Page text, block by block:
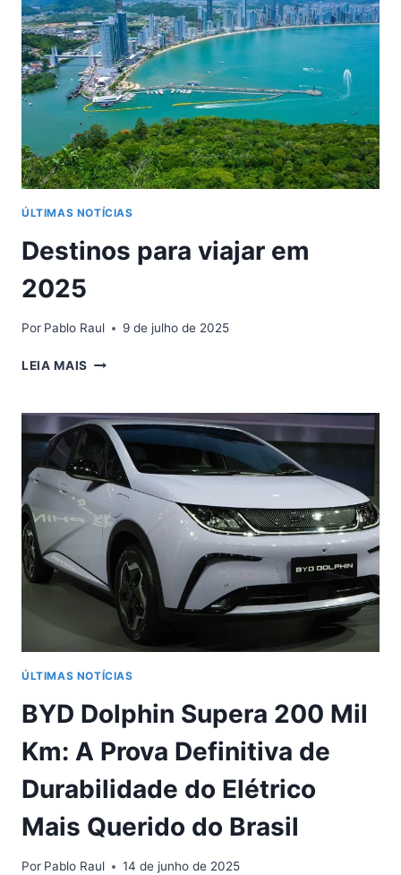
COMPLETO
PARA
ESCOLHER
O
SEU
ÚLTIMAS NOTÍCIAS
Destinos para viajar em
2025
Por Pablo Raul 9 de julho de 2025
LEIA MAIS DESTINOS
EM
2025
ÚLTIMAS NOTÍCIAS
BYD Dolphin Supera 200 Mil
Km: A Prova Definitiva de
Durabilidade do Elétrico
Mais Querido do Brasil
Por Pablo Raul 14 de junho de 2025